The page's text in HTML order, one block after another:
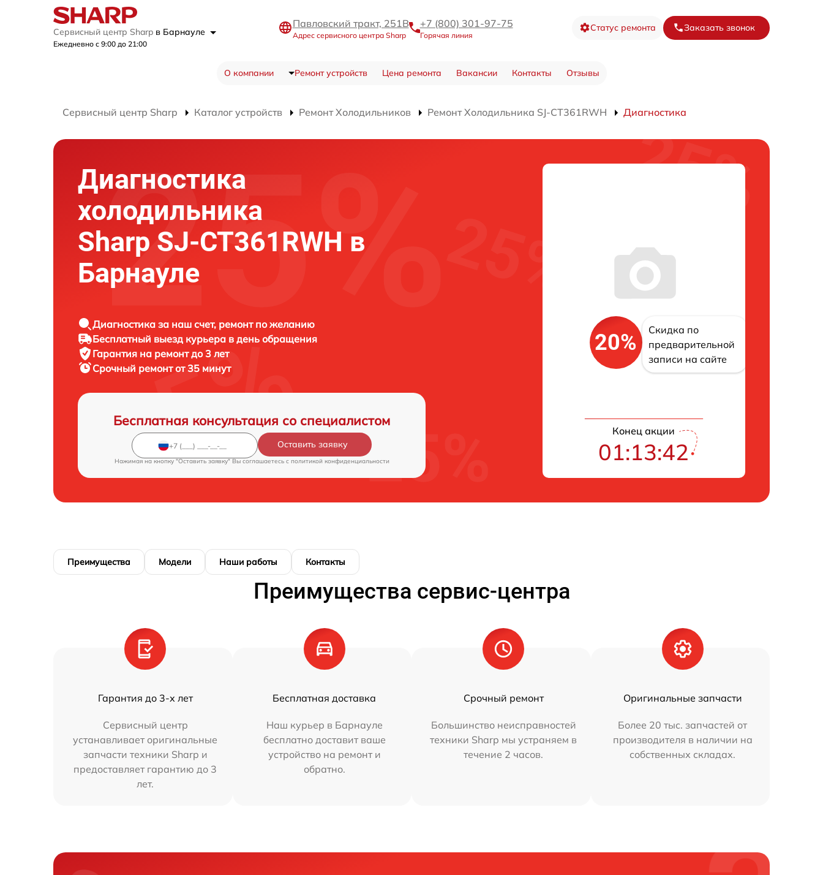
Сервисный центр Sharp в Барнауле
Ежедневно с 9:00 до 21:00
Павловский тракт, 251В
Адрес сервисного центра Sharp
+7 (800) 301-97-75
Горячая линия
Статус ремонта Заказать звонок
О компании Ремонт устройств Цена ремонта Вакансии Контакты Отзывы
Сервисный центр Sharp Каталог устройств Ремонт Холодильников Ремонт Холодильника SJ-CT361RWH Диагностика
Диагностика
холодильника
Sharp SJ-CT361RWH в
Барнауле
Диагностика за наш счет, ремонт по желанию
Бесплатный выезд курьера в день обращения
Гарантия на ремонт до 3 лет
Срочный ремонт от 35 минут
Бесплатная консультация со специалистом
Оставить заявку
Нажимая на кнопку "Оставить заявку" Вы соглашаетесь c политикой конфиденциальности
20%
Скидка по
предварительной
записи на сайте
Конец акции
01:13:42
Преимущества Модели Наши работы Контакты
Преимущества сервис-центра
Гарантия до 3-х лет
Сервисный центр
устанавливает оригинальные
запчасти техники Sharp и
предоставляет гарантию до 3
лет.
Бесплатная доставка
Наш курьер в Барнауле
бесплатно доставит ваше
устройство на ремонт и
обратно.
Срочный ремонт
Большинство неисправностей
техники Sharp мы устраняем в
течение 2 часов.
Оригинальные запчасти
Более 20 тыс. запчастей от
производителя в наличии на
собственных складах.